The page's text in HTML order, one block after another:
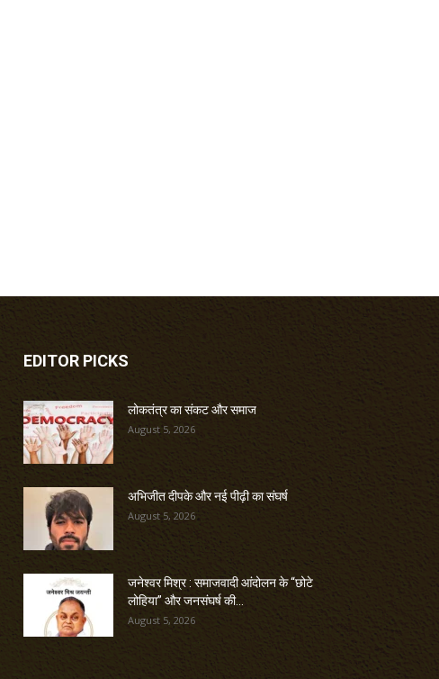
EDITOR PICKS
लोकतंत्र का संकट और समाज
August 5, 2026
अभिजीत दीपके और नई पीढ़ी का संघर्ष
August 5, 2026
जनेश्वर मिश्र : समाजवादी आंदोलन के “छोटे
लोहिया” और जनसंघर्ष की...
August 5, 2026